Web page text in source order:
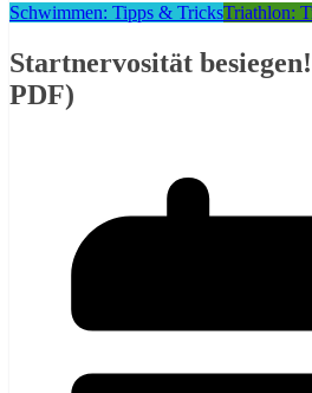
Schwimmen: Tipps & TricksTriathlon:
Startnervosität
PDF)